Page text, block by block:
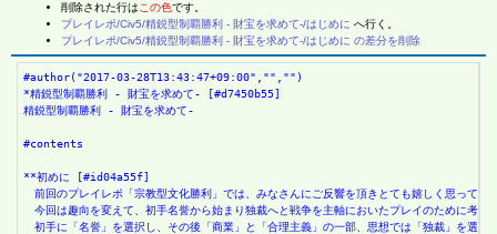
削除された行はこの色です。
プレイレポ/Civ5/精鋭型制覇勝利 - 財宝を求めて-/はじめに へ行く。
プレイレポ/Civ5/精鋭型制覇勝利 - 財宝を求めて-/はじめに の差分を削除
#author("2017-03-28T13:43:47+09:00","","")
*精鋭型制覇勝利 - 財宝を求めて- [#d7450b55]
精鋭型制覇勝利 - 財宝を求めて-
#contents
**初めに [#id04a55f]
前回のプレイレポ「宗教型文化勝利」では、みなさんにご反響を頂きとても嬉しく思ってお
今回は趣向を変えて、初手名誉から始まり独裁へと戦争を主軸においたプレイのために考
初手に「名誉」を選択し、その後「商業」と「合理主義」の一部、思想では「独裁」を選択